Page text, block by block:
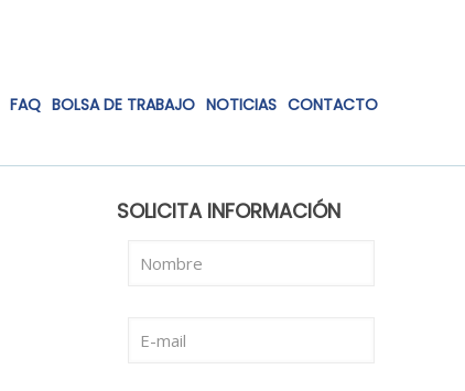
FAQ BOLSA DE TRABAJO NOTICIAS CONTACTO
SOLICITA INFORMACIÓN